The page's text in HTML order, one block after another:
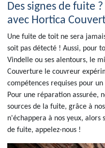
Des signes de fuite
avec Hortica
Une fuite de toit ne sera
soit pas détecté ! Aussi, pour
Vindelle ou ses alentours, le
Couverture le couvreur
compétences requises pour
Pour une réparation assurée,
sources de la fuite, grâce à
n'échappera à nos yeux, alors
de fuite, appelez-nous !